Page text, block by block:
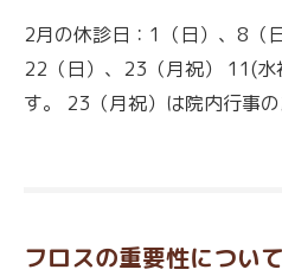
2月の休診日：1（日）、8（
22（日）、23（月祝） 11(
す。 23（月祝）は院内行事
フロスの重要性について